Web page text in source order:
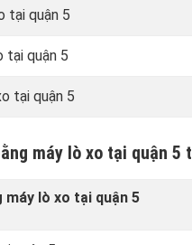
tại quận 5
tại quận 5
tại quận 5
máy lò xo tại quận 5
lò xo tại quận 5